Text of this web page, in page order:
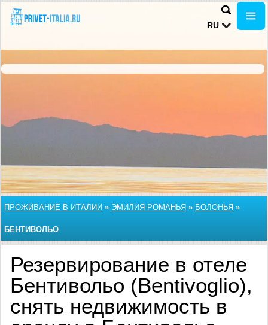
RU
ПРОЖИВАНИЕ В ИТАЛИИ » ЭМИЛИЯ-РОМАНЬЯ » БОЛОНЬЯ »
БЕНТИВОЛЬО
Резервирование в отеле
Бентивольо (Bentivoglio),
снять недвижимость в